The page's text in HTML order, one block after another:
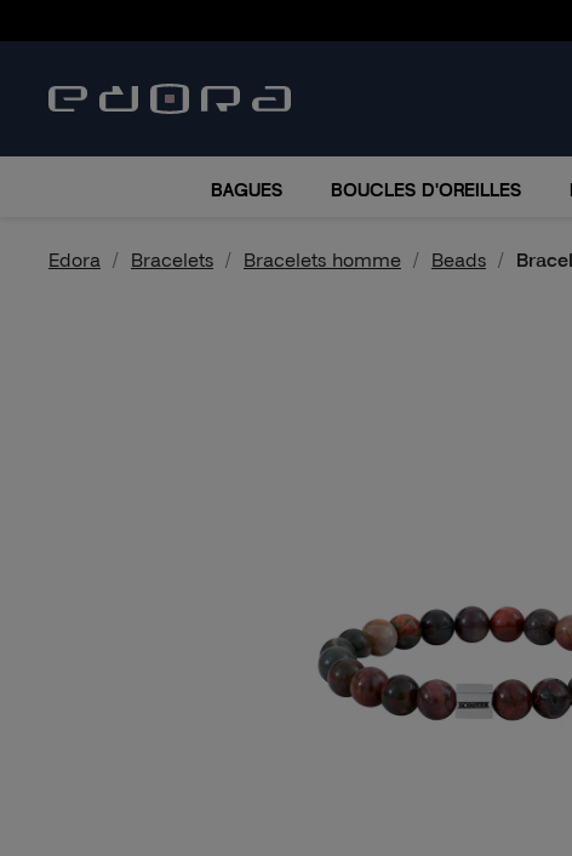
BRACELETS COLLIERS
BAGUES BOUCLES D'OREILLES
Edora Bracelets Bracelets homme Beads